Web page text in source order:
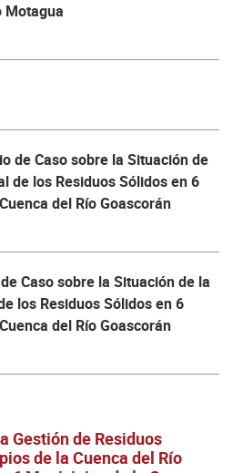
Motagua
de Caso sobre la Situación de
de los Residuos Sólidos en 6
del Río Goascorán
Caso sobre la Situación de la
los Residuos Sólidos en 6
del Río Goascorán
Gestión de Residuos
de la Cuenca del Río